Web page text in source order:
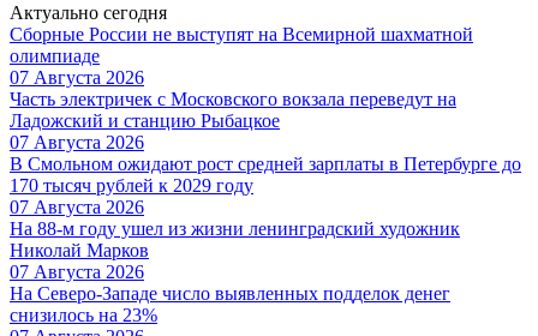
Актуально сегодня
Сборные России не выступят на Всемирной шахматной
олимпиаде
07 Августа 2026
Часть электричек с Московского вокзала переведут на
Ладожский и станцию Рыбацкое
07 Августа 2026
В Смольном ожидают рост средней зарплаты в Петербурге до
170 тысяч рублей к 2029 году
07 Августа 2026
На 88-м году ушел из жизни ленинградский художник
Николай Марков
07 Августа 2026
На Северо-Западе число выявленных подделок денег
снизилось на 23%